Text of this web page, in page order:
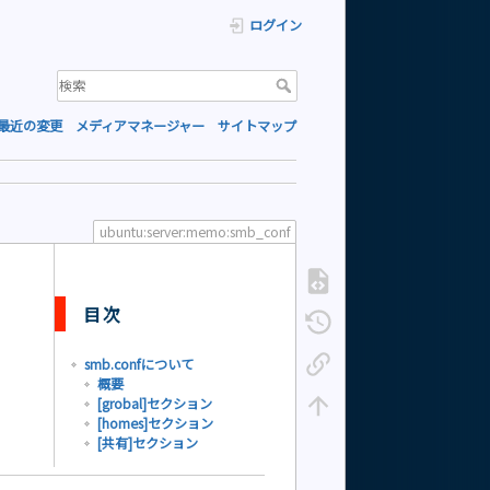
ログイン
近の変更 メディアマネージャー サイトマップ
ubuntu:server:memo:smb_conf
目次
smb.confについて
概要
[grobal]セクション
[homes]セクション
[共有]セクション